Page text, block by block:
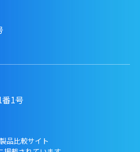
1号
品比較サイト